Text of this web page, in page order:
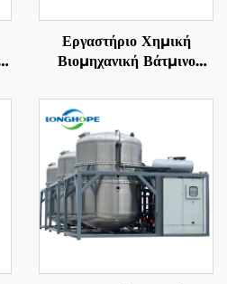
Εργαστήριο Χημική
Βιομηχανική Βάτμινο
Εγκαταστάσεων
Αποπλύτης Αποπλύτη
Απορρόφηση Μηχανή